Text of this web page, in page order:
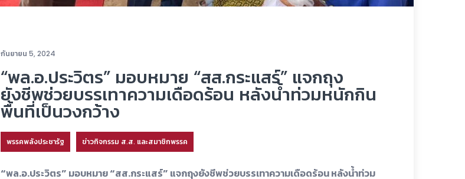
กันยายน 5, 2024
“พล.อ.ประวิตร” มอบหมาย “สส.กระแสร์” แจกถุง
ยังชีพช่วยบรรเทาความเดือดร้อน หลังน้ำท่วมหนักกิน
พื้นที่เป็นวงกว้าง
พรรคพลังประชารัฐ ข่าวกิจกรรม ส.ส. และสมาชิกพรรค
“พล.อ.ประวิตร” มอบหมาย “สส.กระแสร์” แจกถุงยังชีพช่วยบรรเทาความเดือดร้อน หลังน้ำท่วม